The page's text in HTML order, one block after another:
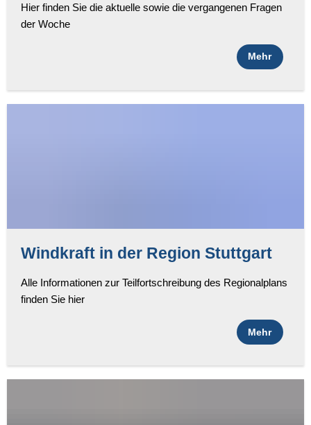
Hier finden Sie die aktuelle sowie die vergangenen Fragen
der Woche
Mehr
Windkraft in der Region Stuttgart
Alle Informationen zur Teilfortschreibung des Regionalplans
finden Sie hier
Mehr